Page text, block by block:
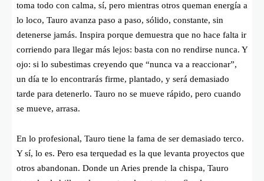
toma todo con calma, sí, pero mientras otros queman energía a
lo loco, Tauro avanza paso a paso, sólido, constante, sin
detenerse jamás. Inspira porque demuestra que no hace falta ir
corriendo para llegar más lejos: basta con no rendirse nunca. Y
ojo: si lo subestimas creyendo que “nunca va a reaccionar”,
un día te lo encontrarás firme, plantado, y será demasiado
tarde para detenerlo. Tauro no se mueve rápido, pero cuando
se mueve, arrasa.
En lo profesional, Tauro tiene la fama de ser demasiado terco.
Y sí, lo es. Pero esa terquedad es la que levanta proyectos que
otros abandonan. Donde un Aries prende la chispa, Tauro